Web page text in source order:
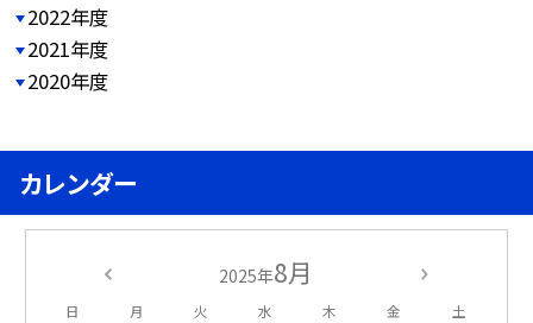
2022年度
2021年度
2020年度
カレンダー
2025年8月
日 月 火 水 木 金 土